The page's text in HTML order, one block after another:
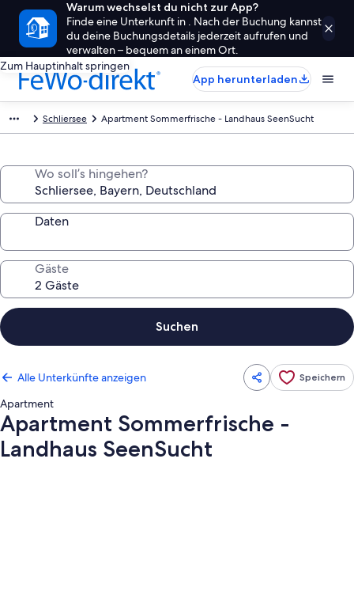
Warum wechselst du nicht zur App?
Finde eine Unterkunft in . Nach der Buchung kannst
du deine Buchungsdetails jederzeit aufrufen und
verwalten – bequem an einem Ort.
Zum Hauptinhalt springen
App herunterladen
Schliersee Apartment Sommerfrische - Landhaus SeenSucht
Wo soll’s hingehen?
Daten
Gäste
Suchen
Alle Unterkünfte anzeigen Speichern
Apartment
Apartment Sommerfrische -
Landhaus SeenSucht